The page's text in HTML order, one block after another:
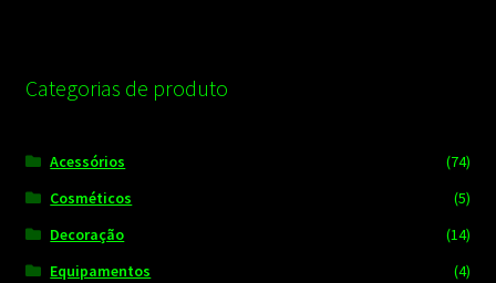
Categorias de produto
Acessórios
(74)
Cosméticos
(5)
Decoração
(14)
Equipamentos
(4)